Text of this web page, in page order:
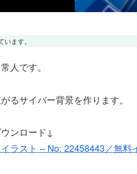
ます。
人です。
るサイバー背景を作ります。
ンロード↓
ラスト – No: 22458443／無